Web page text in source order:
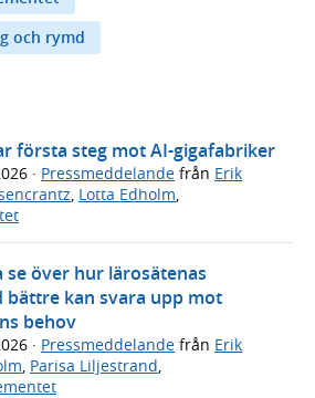
och rymd
första steg mot AI-gigafabriker
· Pressmeddelande från Erik
, Lotta Edholm,
över hur lärosätenas
kan svara upp mot
behov
· Pressmeddelande från Erik
Parisa Liljestrand